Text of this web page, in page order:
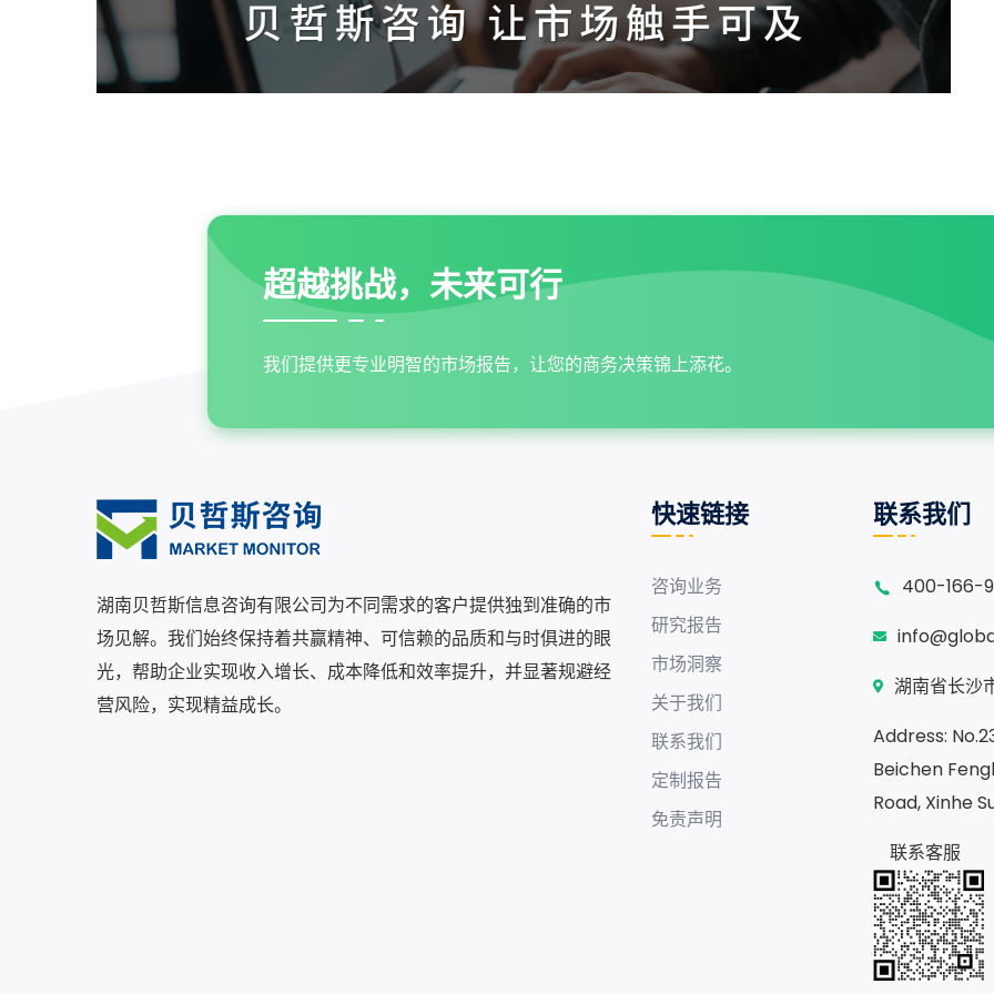
超越挑战，未来可行
我们提供更专业明智的市场报告，让您的商务决策锦上添花。
湖南贝哲斯信息咨询有限公司为不同需求的客户提供独到准确的市
场见解。我们始终保持着共赢精神、可信赖的品质和与时俱进的眼
光，帮助企业实现收入增长、成本降低和效率提升，并显著规避经
营风险，实现精益成长。
快速链接
咨询业务
研究报告
市场洞察
关于我们
联系我们
定制报告
免责声明
联系我们
400-166-
湖南省长沙
Address:
Beichen
Road, Xinhe
联系客服